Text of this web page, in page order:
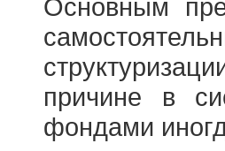
Основным
причине в
фондами